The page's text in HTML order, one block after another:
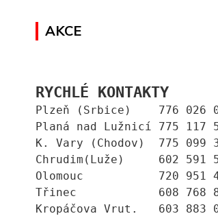
AKCE
RYCHLÉ KONTAKTY
Plzeň (Srbice)    776 026
Planá nad Lužnicí 775 117
K. Vary (Chodov)  775 099
Chrudim(Luže)     602 591
Olomouc           720 951
Třinec            608 768
Kropáčova Vrut.   603 883